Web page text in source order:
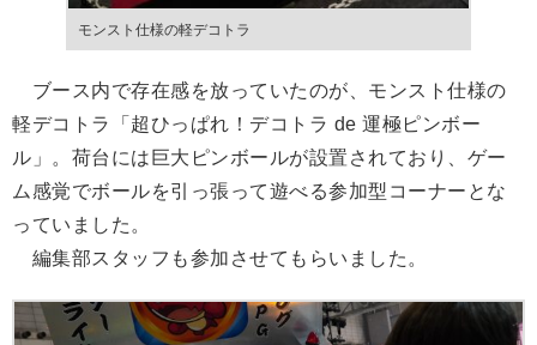
モンスト仕様の軽デコトラ
ブース内で存在感を放っていたのが、モンスト仕様の
軽デコトラ「超ひっぱれ！デコトラ de 運極ピンボー
ル」。荷台には巨大ピンボールが設置されており、ゲー
ム感覚でボールを引っ張って遊べる参加型コーナーとな
っていました。
編集部スタッフも参加させてもらいました。